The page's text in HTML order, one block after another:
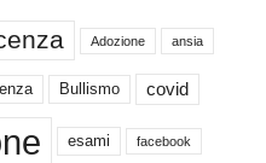
Adozione ansia
Bullismo covid
esami facebook